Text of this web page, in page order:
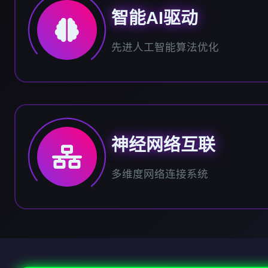
智能AI驱动
先进人工智能算法优化
神经网络互联
多维度网络连接系统